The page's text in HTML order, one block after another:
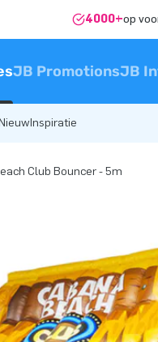
4000+op
JB PromotionsJB
Inspiratie
Club Bouncer - 5m